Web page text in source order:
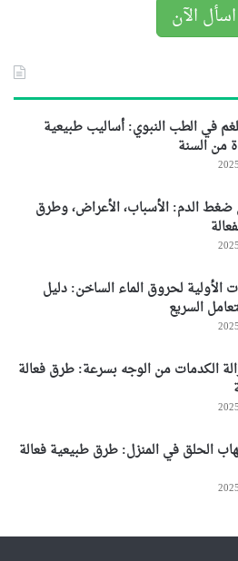
اسأل الآن
في الطب النبوي: أساليب طبيعية
من السنة
الدم: الأسباب، الأعراض، وطرق
الأولية لحروق الماء الساخن: دليل
السريع
الكدمات من الوجه بسرعة: طرق فعالة
الحلق في المنزل: طرق طبيعية فعالة